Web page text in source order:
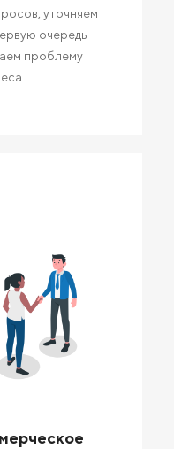
уточняем
очередь
проблему